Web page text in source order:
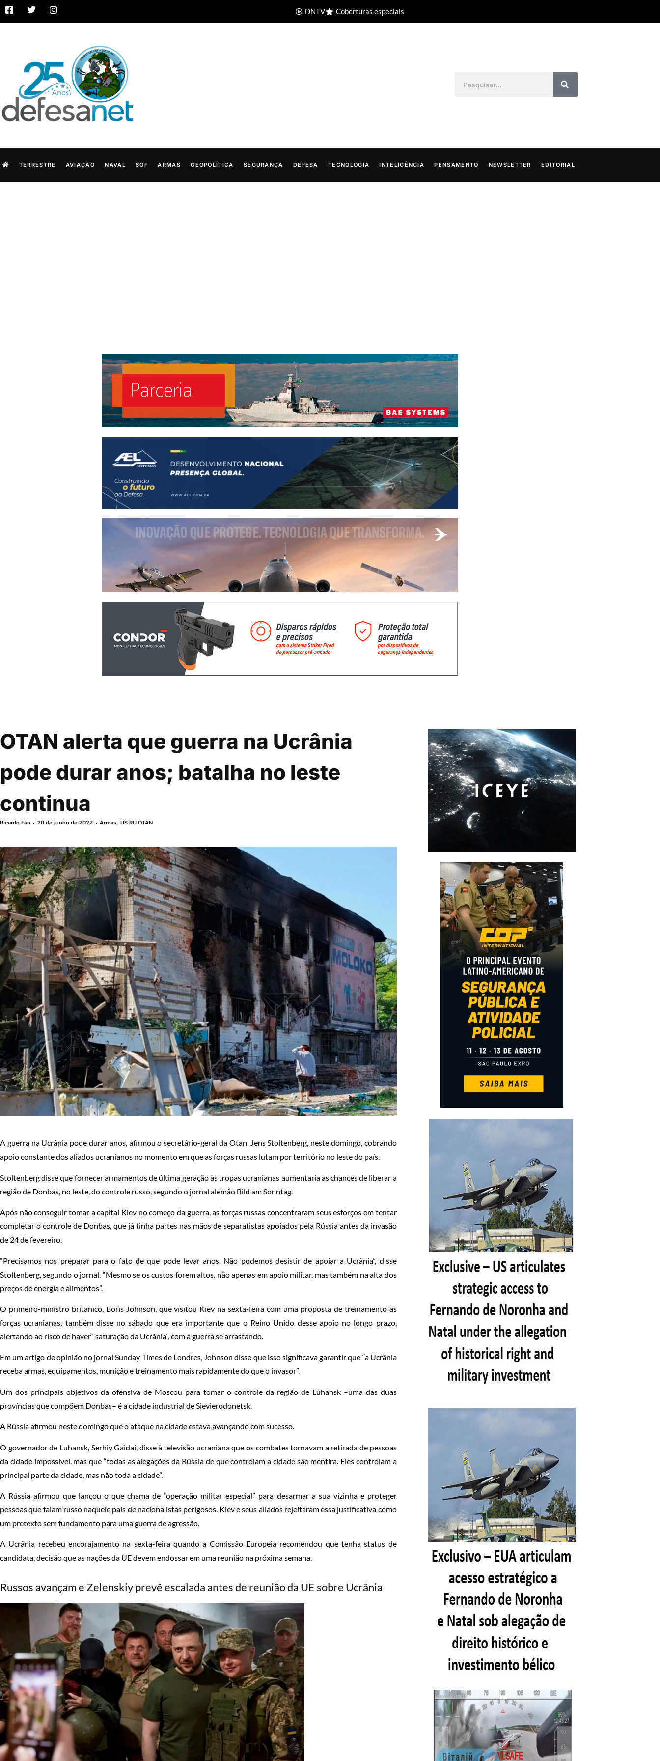
DNTV Coberturas especiais
TERRESTRE AVIAÇÃO NAVAL SOF ARMAS GEOPOLÍTICA SEGURANÇA DEFESA TECNOLOGIA INTELIGÊNCIA PENSAMENTO NEWSLETTER EDITORIAL
OTAN alerta que guerra na Ucrânia
pode durar anos; batalha no leste
continua
Ricardo Fan 20 de junho de 2022 Armas,US RU OTAN
A guerra na Ucrânia pode durar anos, afirmou o secretário-geral da Otan, Jens Stoltenberg, neste domingo, cobrando
apoio constante dos aliados ucranianos no momento em que as forças russas lutam por território no leste do país.
Stoltenberg disse que fornecer armamentos de última geração às tropas ucranianas aumentaria as chances de liberar a
região de Donbas, no leste, do controle russo, segundo o jornal alemão Bild am Sonntag.
Após não conseguir tomar a capital Kiev no começo da guerra, as forças russas concentraram seus esforços em tentar
completar o controle de Donbas, que já tinha partes nas mãos de separatistas apoiados pela Rússia antes da invasão
de 24 de fevereiro.
“Precisamos nos preparar para o fato de que pode levar anos. Não podemos desistir de apoiar a Ucrânia”, disse
Stoltenberg, segundo o jornal. “Mesmo se os custos forem altos, não apenas em apoio militar, mas também na alta dos
preços de energia e alimentos”.
O primeiro-ministro britânico, Boris Johnson, que visitou Kiev na sexta-feira com uma proposta de treinamento às
forças ucranianas, também disse no sábado que era importante que o Reino Unido desse apoio no longo prazo,
alertando ao risco de haver “saturação da Ucrânia”, com a guerra se arrastando.
Em um artigo de opinião no jornal Sunday Times de Londres, Johnson disse que isso significava garantir que “a Ucrânia
receba armas, equipamentos, munição e treinamento mais rapidamente do que o invasor”.
Um dos principais objetivos da ofensiva de Moscou para tomar o controle da região de Luhansk –uma das duas
províncias que compõem Donbas– é a cidade industrial de Sievierodonetsk.
A Rússia afirmou neste domingo que o ataque na cidade estava avançando com sucesso.
O governador de Luhansk, Serhiy Gaidai, disse à televisão ucraniana que os combates tornavam a retirada de pessoas
da cidade impossível, mas que “todas as alegações da Rússia de que controlam a cidade são mentira. Eles controlam a
principal parte da cidade, mas não toda a cidade”.
A Rússia afirmou que lançou o que chama de “operação militar especial” para desarmar a sua vizinha e proteger
pessoas que falam russo naquele país de nacionalistas perigosos. Kiev e seus aliados rejeitaram essa justificativa como
um pretexto sem fundamento para uma guerra de agressão.
A Ucrânia recebeu encorajamento na sexta-feira quando a Comissão Europeia recomendou que tenha status de
candidata, decisão que as nações da UE devem endossar em uma reunião na próxima semana.
Russos avançam e Zelenskiy prevê escalada antes de reunião da UE sobre Ucrânia